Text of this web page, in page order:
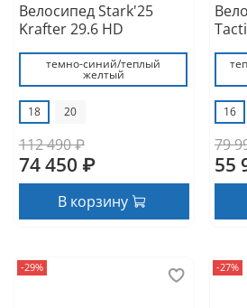
Велосипед Stark'25
Krafter 29.6 HD
темно-синий/теплый
желтый
18 20
112 490 ₽
74 450 ₽
В корзину
16
79
55
-29% -27%